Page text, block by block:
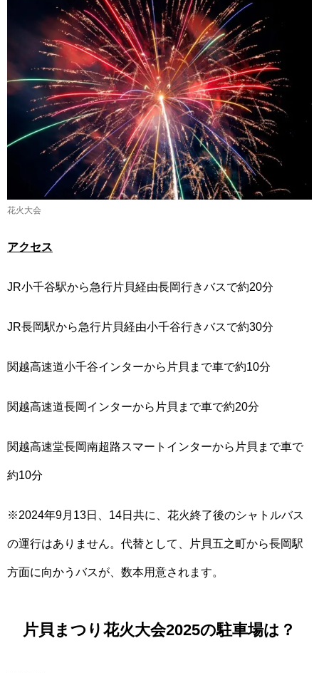
花火大会
アクセス
JR小千谷駅から急行片貝経由長岡行きバスで約20分
JR長岡駅から急行片貝経由小千谷行きバスで約30分
関越高速道小千谷インターから片貝まで車で約10分
関越高速道長岡インターから片貝まで車で約20分
関越高速堂長岡南超路スマートインターから片貝まで車で
約10分
※2024年9月13日、14日共に、花火終了後のシャトルバス
の運行はありません。代替として、片貝五之町から長岡駅
方面に向かうバスが、数本用意されます。
片貝まつり花火大会2025の駐車場は？